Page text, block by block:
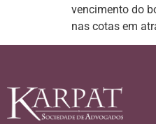
vencimento do
nas cotas em